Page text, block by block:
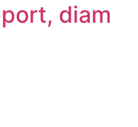
diam